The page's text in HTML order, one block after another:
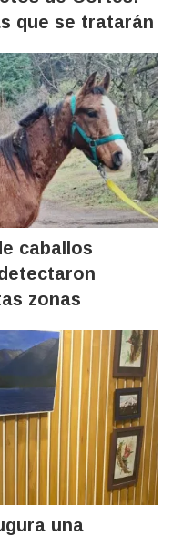
que se tratarán
caballos
zonas
una